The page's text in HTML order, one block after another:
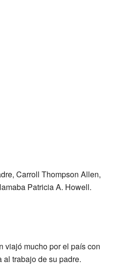
Carroll Thompson Allen,
Patricia A. Howell.
viajó mucho por el país con
trabajo de su padre.